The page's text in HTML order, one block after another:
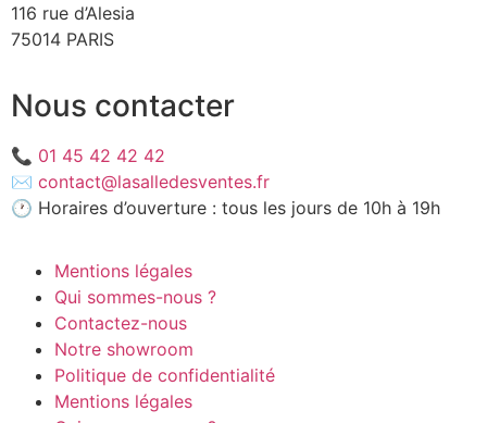
116 rue d’Alesia
75014 PARIS
Nous contacter
📞 01 45 42 42 42
✉️ contact@lasalledesventes.fr
🕐 Horaires d’ouverture : tous les jours de 10h à 19h
Mentions légales
Qui sommes-nous ?
Contactez-nous
Notre showroom
Politique de confidentialité
Mentions légales